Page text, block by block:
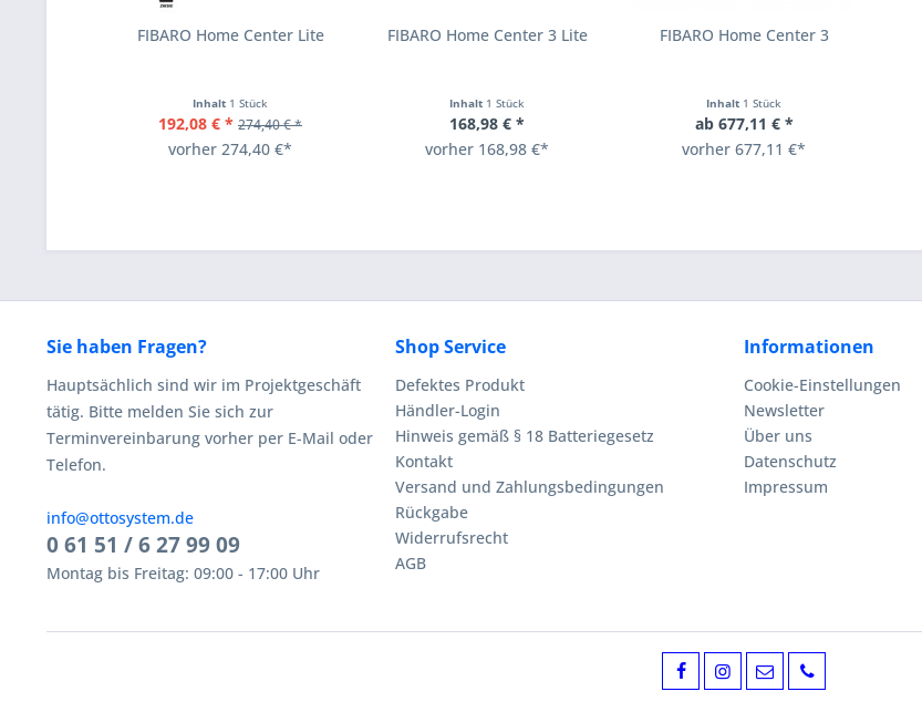
FIBARO Home Center Lite
Inhalt 1 Stück
192,08 € * 274,40 € *
vorher 274,40 €*
FIBARO Home Center 3 Lite
Inhalt 1 Stück
168,98 € *
vorher 168,98 €*
FIBARO Home Center 3
Inhalt 1 Stück
ab 677,11 € *
vorher 677,11 €*
Sie haben Fragen?
Hauptsächlich sind wir im Projektgeschäft
tätig. Bitte melden Sie sich zur
Terminvereinbarung vorher per E-Mail oder
Telefon.
info@ottosystem.de
0 61 51 / 6 27 99 09
Montag bis Freitag: 09:00 - 17:00 Uhr
Shop Service
Defektes Produkt
Händler-Login
Hinweis gemäß § 18 Batteriegesetz
Kontakt
Versand und Zahlungsbedingungen
Rückgabe
Widerrufsrecht
AGB
Informationen
Cookie-Einstellungen
Newsletter
Über uns
Datenschutz
Impressum